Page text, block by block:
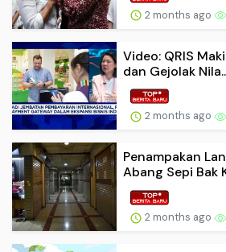
2 months ago
Video: QRIS
dan Gejolak
2 months ago
Penampakan
Abang Sepi Bak
2 months ago